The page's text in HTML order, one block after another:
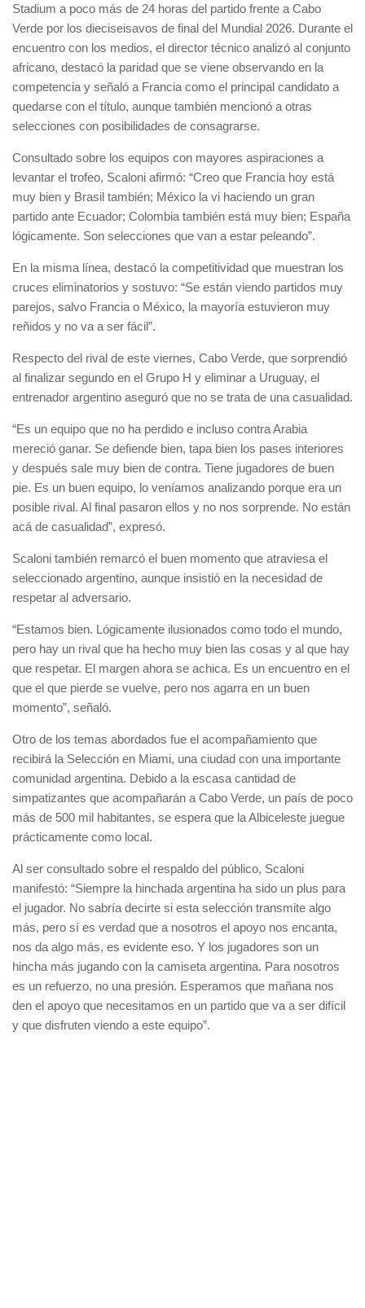
Stadium a poco más de 24 horas del partido frente a Cabo
Verde por los dieciseisavos de final del Mundial 2026. Durante el
encuentro con los medios, el director técnico analizó al conjunto
africano, destacó la paridad que se viene observando en la
competencia y señaló a Francia como el principal candidato a
quedarse con el título, aunque también mencionó a otras
selecciones con posibilidades de consagrarse.
Consultado sobre los equipos con mayores aspiraciones a
levantar el trofeo, Scaloni afirmó: “Creo que Francia hoy está
muy bien y Brasil también; México la vi haciendo un gran
partido ante Ecuador; Colombia también está muy bien; España
lógicamente. Son selecciones que van a estar peleando”.
En la misma línea, destacó la competitividad que muestran los
cruces eliminatorios y sostuvo: “Se están viendo partidos muy
parejos, salvo Francia o México, la mayoría estuvieron muy
reñidos y no va a ser fácil”.
Respecto del rival de este viernes, Cabo Verde, que sorprendió
al finalizar segundo en el Grupo H y eliminar a Uruguay, el
entrenador argentino aseguró que no se trata de una casualidad.
“Es un equipo que no ha perdido e incluso contra Arabia
mereció ganar. Se defiende bien, tapa bien los pases interiores
y después sale muy bien de contra. Tiene jugadores de buen
pie. Es un buen equipo, lo veníamos analizando porque era un
posible rival. Al final pasaron ellos y no nos sorprende. No están
acá de casualidad”, expresó.
Scaloni también remarcó el buen momento que atraviesa el
seleccionado argentino, aunque insistió en la necesidad de
respetar al adversario.
“Estamos bien. Lógicamente ilusionados como todo el mundo,
pero hay un rival que ha hecho muy bien las cosas y al que hay
que respetar. El margen ahora se achica. Es un encuentro en el
que el que pierde se vuelve, pero nos agarra en un buen
momento”, señaló.
Otro de los temas abordados fue el acompañamiento que
recibirá la Selección en Miami, una ciudad con una importante
comunidad argentina. Debido a la escasa cantidad de
simpatizantes que acompañarán a Cabo Verde, un país de poco
más de 500 mil habitantes, se espera que la Albiceleste juegue
prácticamente como local.
Al ser consultado sobre el respaldo del público, Scaloni
manifestó: “Siempre la hinchada argentina ha sido un plus para
el jugador. No sabría decirte si esta selección transmite algo
más, pero sí es verdad que a nosotros el apoyo nos encanta,
nos da algo más, es evidente eso. Y los jugadores son un
hincha más jugando con la camiseta argentina. Para nosotros
es un refuerzo, no una presión. Esperamos que mañana nos
den el apoyo que necesitamos en un partido que va a ser difícil
y que disfruten viendo a este equipo”.